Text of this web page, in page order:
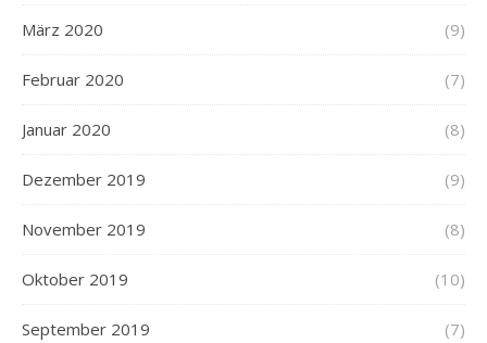
März 2020 (9)
Februar 2020 (7)
Januar 2020 (8)
Dezember 2019 (9)
November 2019 (8)
Oktober 2019 (10)
September 2019 (7)